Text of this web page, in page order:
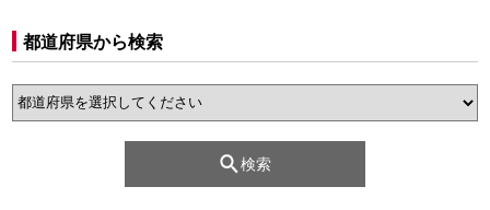
都道府県から検索
検索